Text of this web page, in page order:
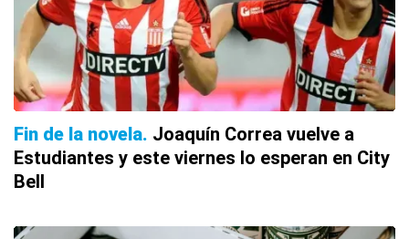
Fin de la novela Joaquín Correa vuelve a
Estudiantes y este viernes lo esperan en City
Bell